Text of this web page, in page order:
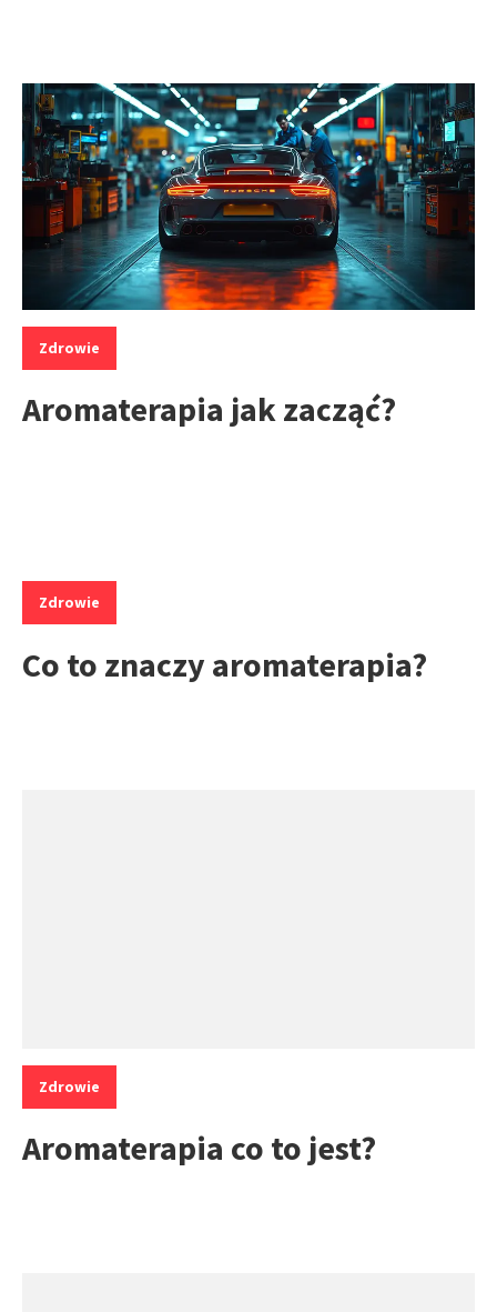
Kategorie:
Zdrowie
Aromaterapia jak zacząć?
Kategorie:
Zdrowie
Co to znaczy aromaterapia?
Kategorie:
Zdrowie
Aromaterapia co to jest?